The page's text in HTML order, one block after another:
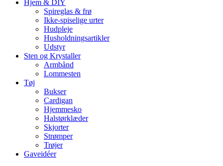
Hjem & DIY
Spireglas & frø
Ikke-spiselige urter
Hudpleje
Husholdningsartikler
Udstyr
Sten og Krystaller
Armbånd
Lommesten
Tøj
Bukser
Cardigan
Hjemmesko
Halstørklæder
Skjorter
Strømper
Trøjer
Gaveidéer